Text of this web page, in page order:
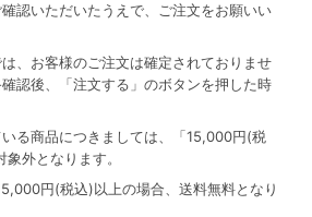
認いただいたうえで、ご注文をお願いい
、お客様のご注文は確定されておりませ
認後、「注文する」のボタンを押した時
る商品につきましては、「15,000円(税
外となります。
円(税込)以上の場合、送料無料となり